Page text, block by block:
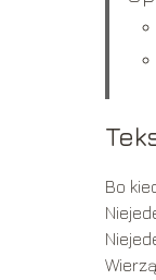
Bo